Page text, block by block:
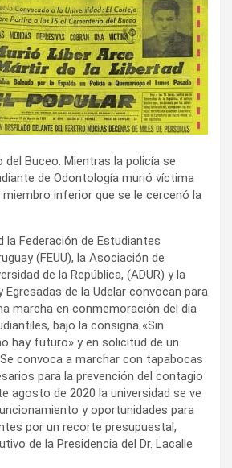
Buceo. Mientras la policía se
de Odontología murió víctima
miembro inferior que se le cercenó la
la Federación de Estudiantes
(FEUU), la Asociación de
de la República, (ADUR) y la
Egresadas de la Udelar convocan para
marcha en conmemoración del día
bajo la consigna «Sin
hay futuro» y en solicitud de un
convoca a marchar con tapabocas
para la prevención del contagio
agosto de 2020 la universidad se ve
y oportunidades para
por un recorte presupuestal,
de la Presidencia del Dr. Lacalle